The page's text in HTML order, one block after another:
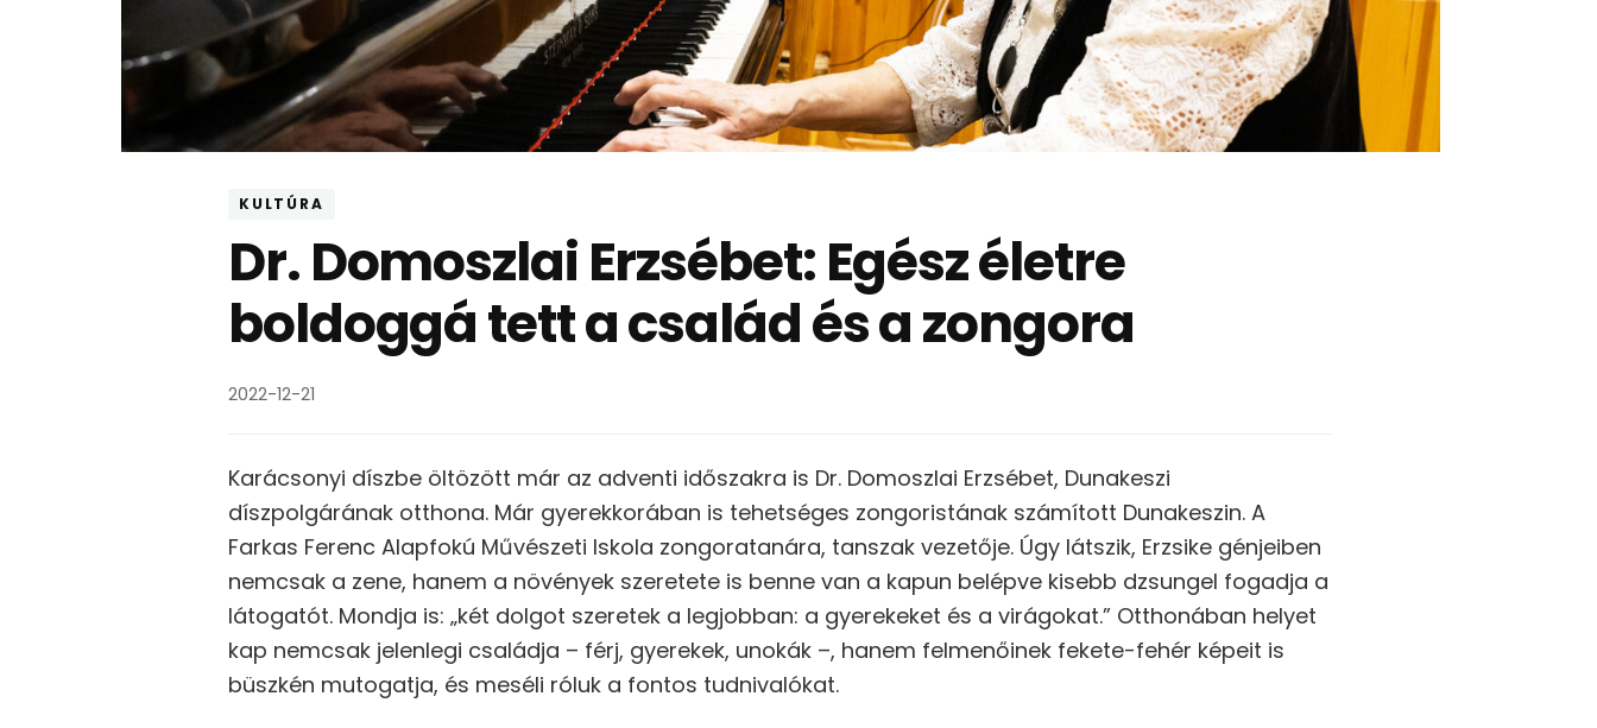
KULTÚRA
Dr. Domoszlai Erzsébet: Egész életre
boldoggá tett a család és a zongora
2022-12-21
Karácsonyi díszbe öltözött már az adventi időszakra is Dr. Domoszlai Erzsébet, Dunakeszi
díszpolgárának otthona. Már gyerekkorában is tehetséges zongoristának számított Dunakeszin. A
Farkas Ferenc Alapfokú Művészeti Iskola zongoratanára, tanszak vezetője. Úgy látszik, Erzsike génjeiben
nemcsak a zene, hanem a növények szeretete is benne van a kapun belépve kisebb dzsungel fogadja a
látogatót. Mondja is: „két dolgot szeretek a legjobban: a gyerekeket és a virágokat.” Otthonában helyet
kap nemcsak jelenlegi családja – férj, gyerekek, unokák –, hanem felmenőinek fekete-fehér képeit is
büszkén mutogatja, és meséli róluk a fontos tudnivalókat.